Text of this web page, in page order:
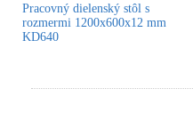
Pracovný dielenský stôl s
rozmermi 1200x600x12 mm
KD640